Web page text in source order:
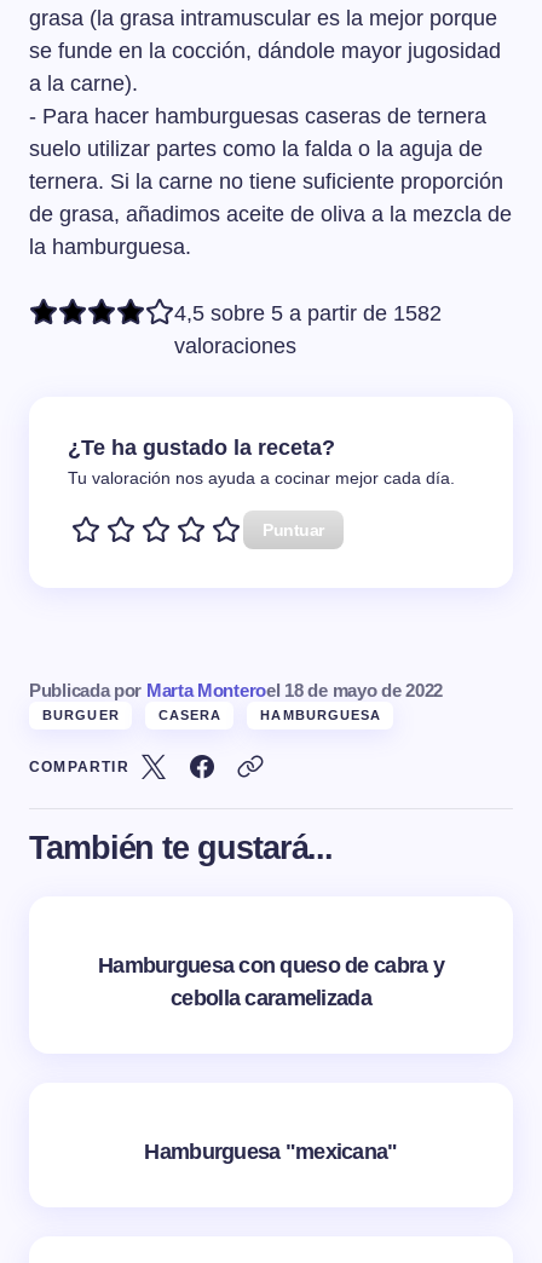
grasa (la grasa intramuscular es la mejor porque
se funde en la cocción, dándole mayor jugosidad
a la carne).
- Para hacer hamburguesas caseras de ternera
suelo utilizar partes como la falda o la aguja de
ternera. Si la carne no tiene suficiente proporción
de grasa, añadimos aceite de oliva a la mezcla de
la hamburguesa.
4,5 sobre 5 a partir de 1582
valoraciones
¿Te ha gustado la receta?
Tu valoración nos ayuda a cocinar mejor cada día.
Puntuar
Publicada por Marta Monteroel 18 de mayo de 2022
BURGUER CASERA HAMBURGUESA
COMPARTIR
También te gustará...
Hamburguesa con queso de cabra y
cebolla caramelizada
Hamburguesa "mexicana"